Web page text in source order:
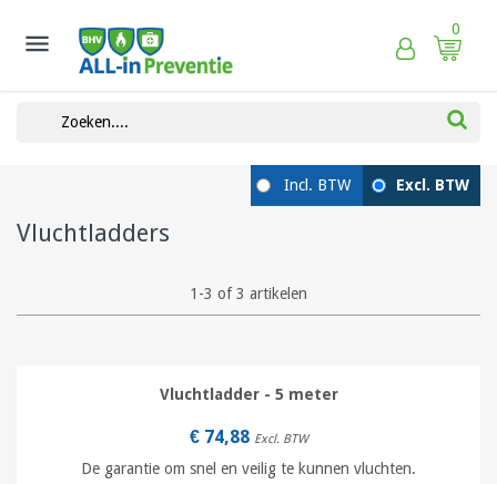
 0
Vluchtladders
1-3 of 3 artikelen
Vluchtladder - 5 meter
€ 74,88 Excl. BTW
De garantie om snel en veilig te kunnen vluchten.